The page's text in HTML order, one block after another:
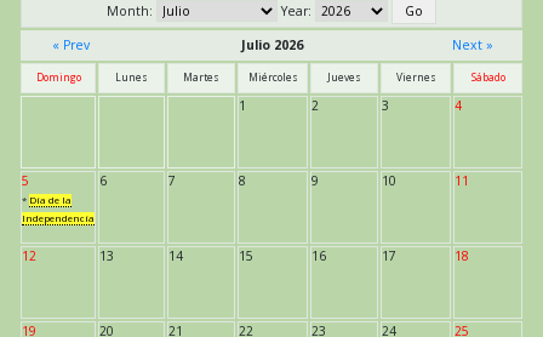
Month:
Year:
« Prev
Julio 2026 Next »
Domingo Lunes Martes Miércoles Jueves Viernes Sábado
1 2 3 4
5
* Día de la
Independencia
6 7 8 9 10 11
12 13 14 15 16 17 18
19 20 21 22 23 24 25